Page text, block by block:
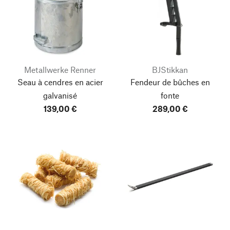
Metallwerke Renner
Seau à cendres en acier
galvanisé
139,00 €
BJStikkan
Fendeur de bûches en
fonte
289,00 €